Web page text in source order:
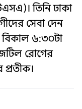
তিনি ঢাকা
সেবা দেন
বিকাল ৬:৩০টা
জটিল রোগের
প্রতীক।